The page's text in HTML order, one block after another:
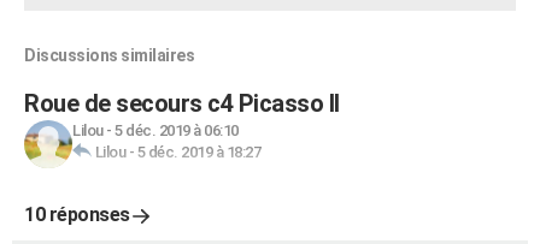
Discussions similaires
Roue de secours c4 Picasso II
Lilou- 5 déc. 2019 à 06:10
Lilou- 5 déc. 2019 à 18:27
10 réponses